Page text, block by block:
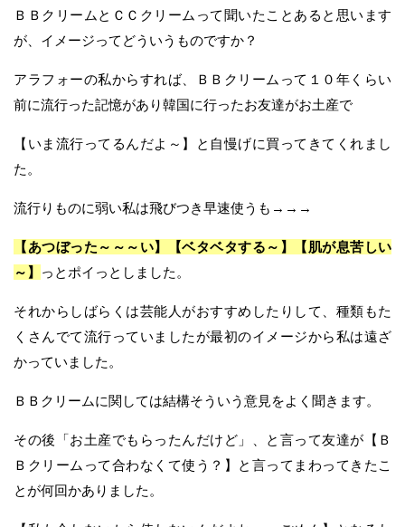
ＢＢクリームとＣＣクリームって聞いたことあると思います
が、イメージってどういうものですか？
アラフォーの私からすれば、ＢＢクリームって１０年くらい
前に流行った記憶があり韓国に行ったお友達がお土産で
【いま流行ってるんだよ～】と自慢げに買ってきてくれまし
た。
流行りものに弱い私は飛びつき早速使うも→→→
【あつぼった～～～い】【ベタベタする～】【肌が息苦しい
～】
っとポイっとしました。
それからしばらくは芸能人がおすすめしたりして、種類もた
くさんでて流行っていましたが最初のイメージから私は遠ざ
かっていました。
ＢＢクリームに関しては結構そういう意見をよく聞きます。
その後「お土産でもらったんだけど」、と言って友達が【Ｂ
Ｂクリームって合わなくて使う？】と言ってまわってきたこ
とが何回かありました。